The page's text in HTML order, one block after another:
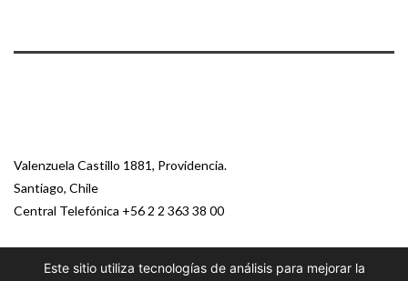
Valenzuela Castillo 1881, Providencia.
Santiago, Chile
Central Telefónica +56 2 2 363 38 00
© 2026 Paz Ciudadana
Este sitio utiliza tecnologías de análisis para mejorar la